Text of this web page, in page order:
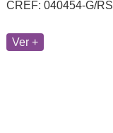
CREF: 040454-G/RS
Ver +